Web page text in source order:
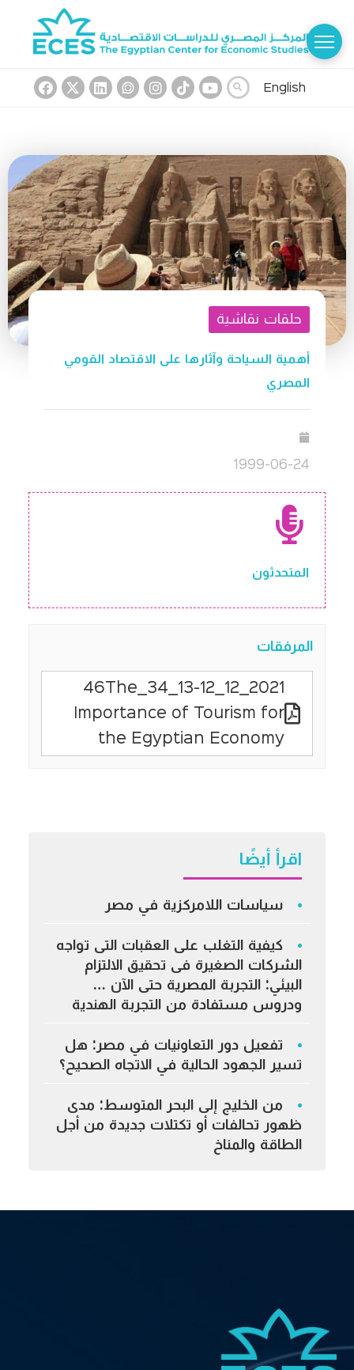
English
حلقات نقاشية
أهمية السياحة وآثارها على الاقتصاد القومي
المصري
1999-06-24
المتحدثون
المرفقات
2021_12_13-12_34_46The
Importance of Tourism for
the Egyptian Economy
اقرأ أيضًا
سياسات اللامركزية في مصر
كيفية التغلب على العقبات التى تواجه
الشركات الصغيرة فى تحقيق الالتزام
البيئي: التجربة المصرية حتى الآن …
ودروس مستفادة من التجربة الهندية
تفعيل دور التعاونيات في مصر: هل
تسير الجهود الحالية في الاتجاه الصحيح؟
من الخليج إلى البحر المتوسط: مدى
ظهور تحالفات أو تكتلات جديدة من أجل
الطاقة والمناخ